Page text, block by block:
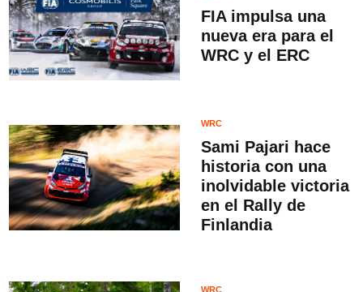
FIA impulsa una
nueva era para el
WRC y el ERC
WRC
Sami Pajari hace
historia con una
inolvidable victoria
en el Rally de
Finlandia
WRC